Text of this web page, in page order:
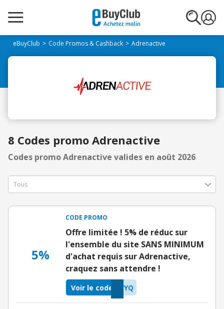
eBuyClub Code Promos & Cashback Adrenactive
8 Codes promo Adrenactive
Codes promo Adrenactive valides en août 2026
5%
CODE PROMO
Offre limitée ! 5% de réduc sur
l'ensemble du site SANS MINIMUM
d'achat requis sur Adrenactive,
craquez sans attendre !
VYQ
Voir le code